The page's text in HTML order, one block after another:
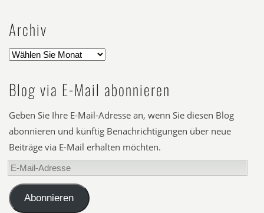
Archiv
Blog via E-Mail abonnieren
Geben Sie Ihre E-Mail-Adresse an, wenn Sie diesen Blog
abonnieren und künftig Benachrichtigungen über neue
Beiträge via E-Mail erhalten möchten.
E-
Mail-
AdresseAbonnieren